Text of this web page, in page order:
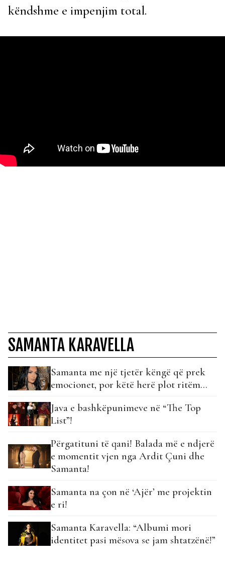
këndshme e impenjim total.
SAMANTA KARAVELLA
Samanta me një tjetër këngë që prek
emocionet, por këtë herë plot ritëm…
Java e bashkëpunimeve në “The Top
List”!
Përgatituni të qani! Balada më e ndjerë
e momentit vjen nga Ardit Çuni dhe
Samanta!
Samanta na çon në ‘Ajër’ me projektin
e ri!
Samanta Karavella: “Albumi mori
identitet pasi mësova se jam shtatzënë!”